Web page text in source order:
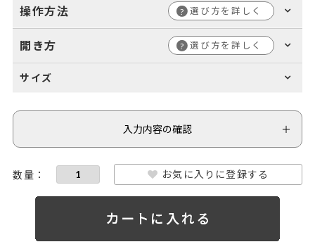
操作方法 ? 選び方を詳しく
開き方 ? 選び方を詳しく
サイズ
入力内容の確認
お気に入りに登録する